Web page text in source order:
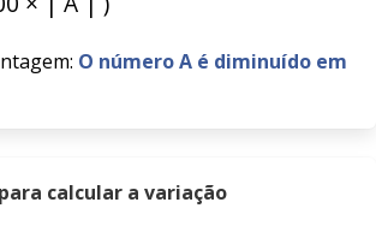
O número A é diminuído em
calcular a variação